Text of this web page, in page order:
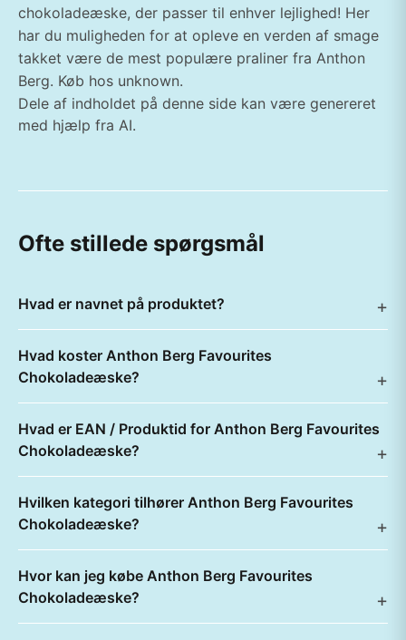
chokoladeæske, der passer til enhver lejlighed! Her
har du muligheden for at opleve en verden af smage
takket være de mest populære praliner fra Anthon
Berg. Køb hos unknown.
Dele af indholdet på denne side kan være genereret
med hjælp fra AI.
Ofte stillede spørgsmål
Hvad er navnet på produktet?
Hvad koster Anthon Berg Favourites
Chokoladeæske?
Hvad er EAN / Produktid for Anthon Berg Favourites
Chokoladeæske?
Hvilken kategori tilhører Anthon Berg Favourites
Chokoladeæske?
Hvor kan jeg købe Anthon Berg Favourites
Chokoladeæske?